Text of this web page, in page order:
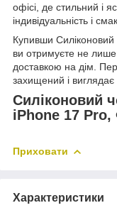
офісі, де стильний і
індивідуальність і смак.
Купивши Силіконовий
ви отримуєте не лише
доставкою на дім.
захищений і виглядає
Силіконовий
iPhone 17 Pro,
Приховати
Характеристики